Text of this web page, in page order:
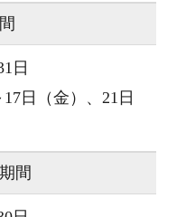
日
日（金）、21日
間